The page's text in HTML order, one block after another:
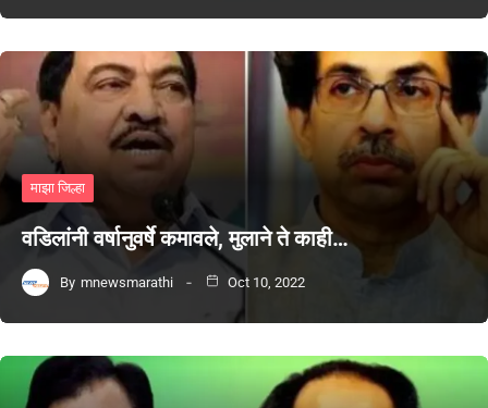
माझा जिल्हा
वडिलांनी वर्षानुवर्षे कमावले, मुलाने ते काही…
By mnewsmarathi Oct 10, 2022